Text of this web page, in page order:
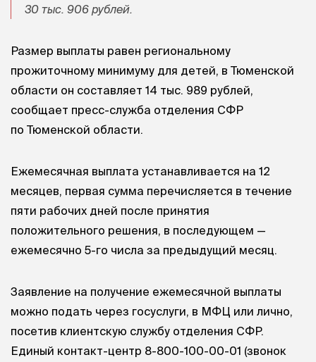
30 тыс. 906 рублей.
Размер выплаты равен региональному
прожиточному минимуму для детей, в Тюменской
области он составляет 14 тыс. 989 рублей,
сообщает пресс-служба отделения СФР
по Тюменской области.
Ежемесячная выплата устанавливается на 12
месяцев, первая сумма перечисляется в течение
пяти рабочих дней после принятия
положительного решения, в последующем —
ежемесячно 5-го числа за предыдущий месяц.
Заявление на получение ежемесячной выплаты
можно подать через госуслуги, в МФЦ или лично,
посетив клиентскую службу отделения СФР.
Единый контакт-центр 8-800-100-00-01 (звонок